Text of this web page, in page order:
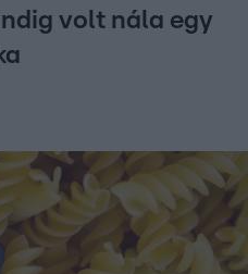
volt nála egy